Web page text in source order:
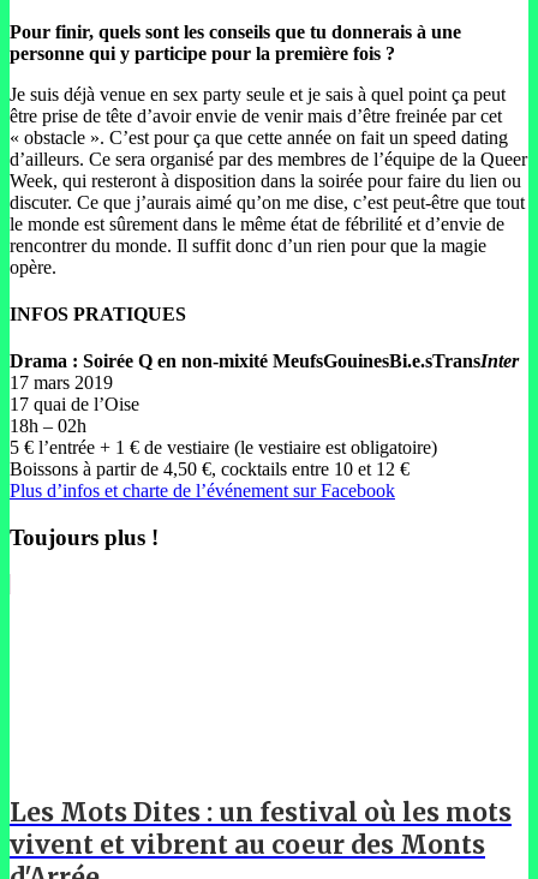
Pour finir, quels sont les conseils que tu donnerais à une
personne qui y participe pour la première fois ?
Je suis déjà venue en sex party seule et je sais à quel point ça peut
être prise de tête d’avoir envie de venir mais d’être freinée par cet
« obstacle ». C’est pour ça que cette année on fait un speed dating
d’ailleurs. Ce sera organisé par des membres de l’équipe de la Queer
Week, qui resteront à disposition dans la soirée pour faire du lien ou
discuter. Ce que j’aurais aimé qu’on me dise, c’est peut-être que tout
le monde est sûrement dans le même état de fébrilité et d’envie de
rencontrer du monde. Il suffit donc d’un rien pour que la magie
opère.
INFOS PRATIQUES
Drama : Soirée Q en non-mixité MeufsGouinesBi.e.sTransInter
17 mars 2019
17 quai de l’Oise
18h – 02h
5 € l’entrée + 1 € de vestiaire (le vestiaire est obligatoire)
Boissons à partir de 4,50 €, cocktails entre 10 et 12 €
Plus d’infos et charte de l’événement sur Facebook
Toujours plus !
Les Mots Dites : un festival où les mots
vivent et vibrent au coeur des Monts